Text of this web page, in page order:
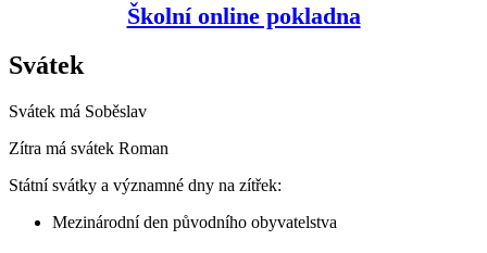
Školní online pokladna
Svátek
Svátek má Soběslav
Zítra má svátek Roman
Státní svátky a významné dny na zítřek:
Mezinárodní den původního obyvatelstva